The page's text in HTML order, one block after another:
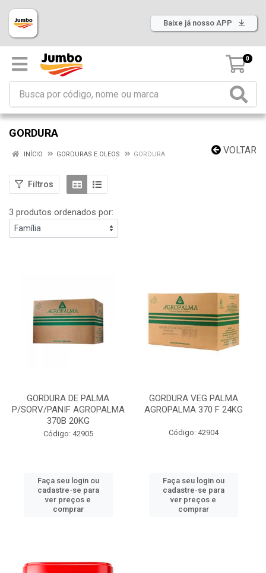
Baixe já nosso APP
0
GORDURA
VOLTAR
INÍCIO GORDURAS E OLEOS GORDURA
Filtros
3 produtos ordenados por:
GORDURA DE PALMA
P/SORV/PANIF AGROPALMA
370B 20KG
Código: 42905
Faça seu login ou
cadastre-se para
ver preços e
comprar
GORDURA VEG PALMA
AGROPALMA 370 F 24KG
Código: 42904
Faça seu login ou
cadastre-se para
ver preços e
comprar